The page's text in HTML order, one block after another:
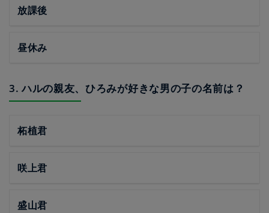
放課後
昼休み
3. ハルの親友、ひろみが好きな男の子の名前は？
柘植君
咲上君
盛山君